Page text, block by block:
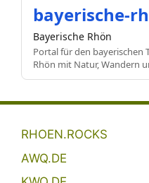
bayerische-
Bayerische Rhön
Portal für den bayerischen
Rhön mit Natur, Wandern
RHOEN.ROCKS
AWQ.DE